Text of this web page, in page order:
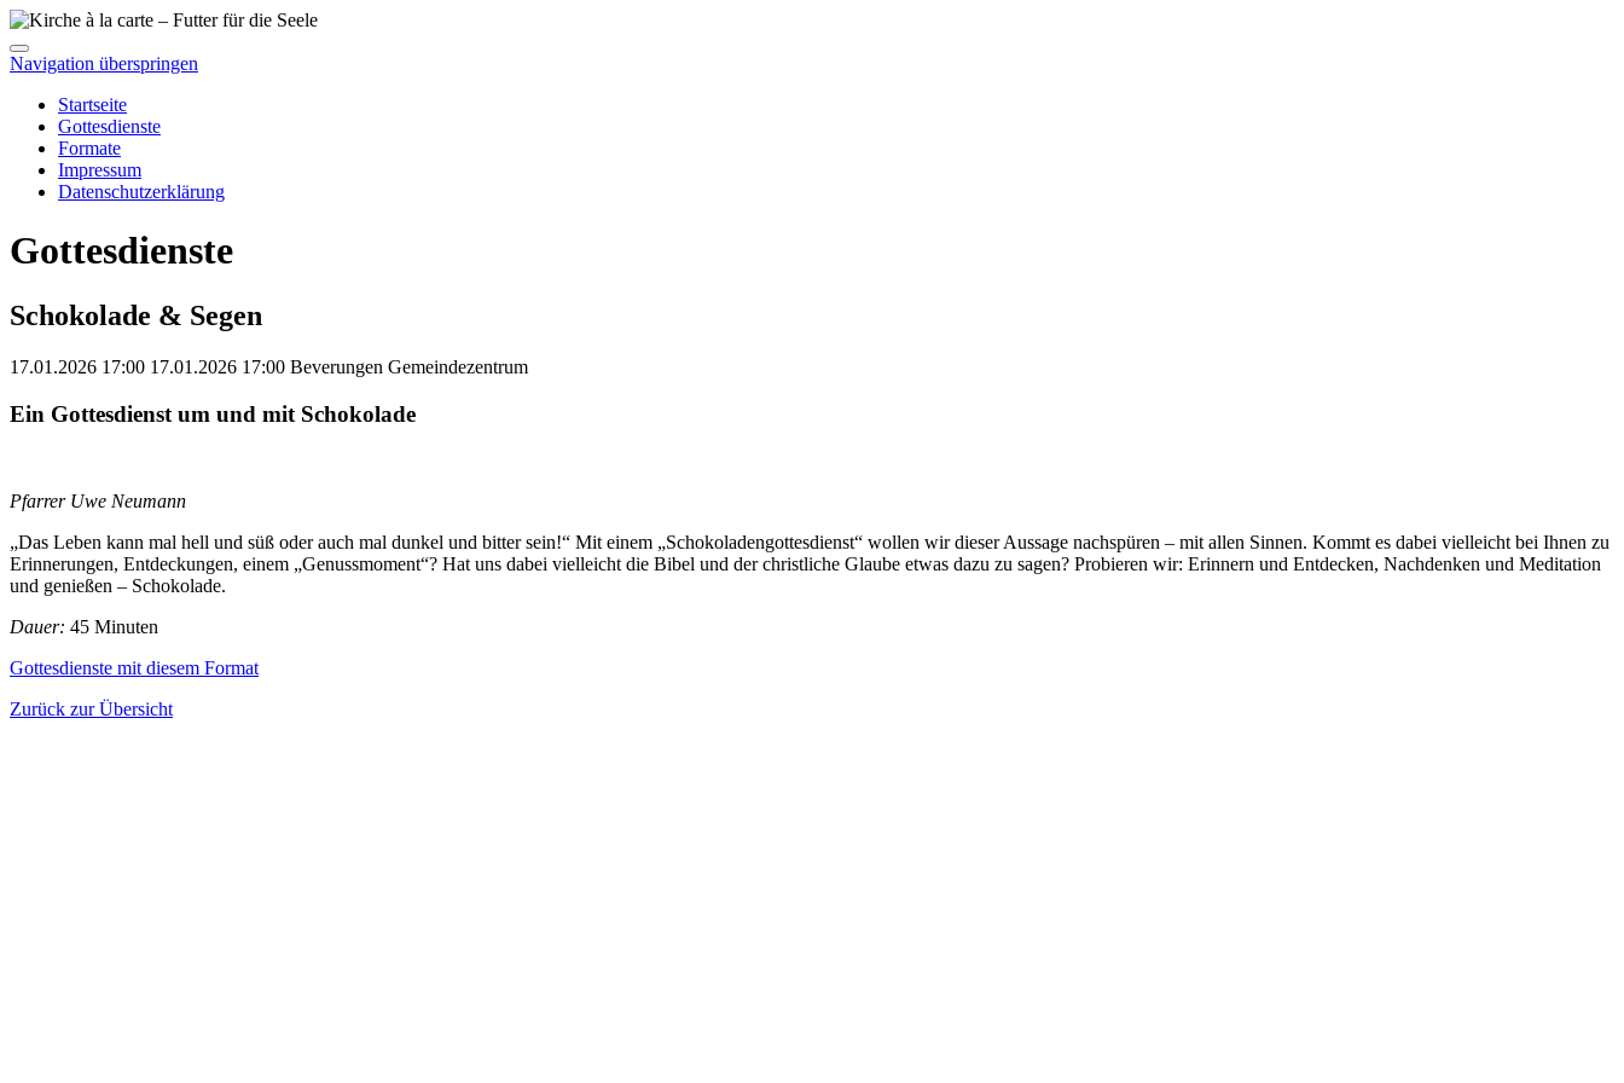
Navigation überspringen
Startseite
Gottesdienste
Formate
Impressum
Datenschutzerklärung
Gottesdienste
Schokolade & Segen
17.01.2026 17:00 17.01.2026 17:00 Beverungen Gemeindezentrum
Ein Gottesdienst um und mit Schokolade
Pfarrer Uwe Neumann
„Das Leben kann mal hell und süß oder auch mal dunkel und bitter sein!“ Mit einem „Schokoladengottesdienst“ wollen wir dieser Aussage nachspüren – mit allen Sinnen. Kommt es dabei vielleicht bei Ihnen zu
Erinnerungen, Entdeckungen, einem „Genussmoment“? Hat uns dabei vielleicht die Bibel und der christliche Glaube etwas dazu zu sagen? Probieren wir: Erinnern und Entdecken, Nachdenken und Meditation
und genießen – Schokolade.
Dauer: 45 Minuten
Gottesdienste mit diesem Format
Zurück zur Übersicht